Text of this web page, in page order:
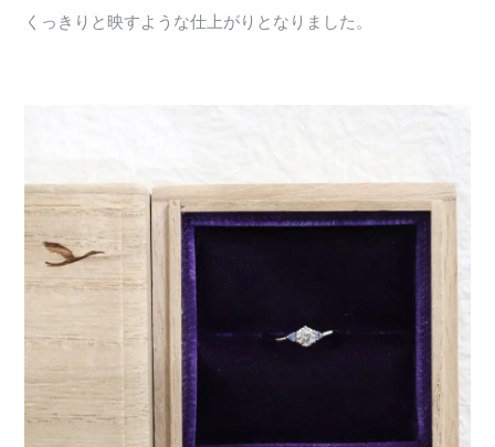
くっきりと映すような仕上がりとなりました。